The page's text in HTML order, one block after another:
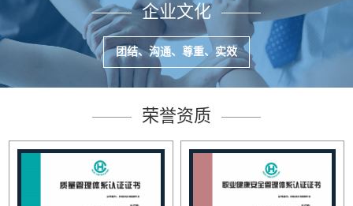
企业文化
团结、沟通、尊重、实效
荣誉资质